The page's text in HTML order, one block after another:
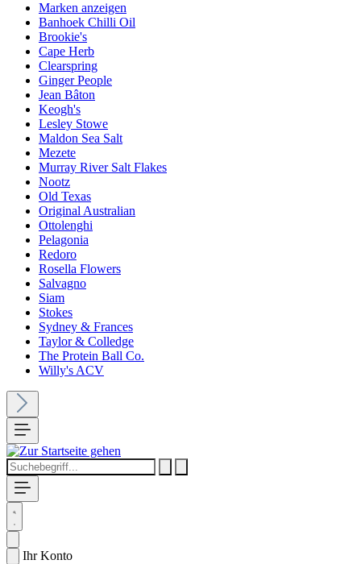
Marken anzeigen
Banhoek Chilli Oil
Brookie's
Cape Herb
Clearspring
Ginger People
Jean Bâton
Keogh's
Lesley Stowe
Maldon Sea Salt
Mezete
Murray River Salt Flakes
Nootz
Old Texas
Original Australian
Ottolenghi
Pelagonia
Redoro
Rosella Flowers
Salvagno
Siam
Stokes
Sydney & Frances
Taylor & Colledge
The Protein Ball Co.
Willy's ACV
Ihr Konto